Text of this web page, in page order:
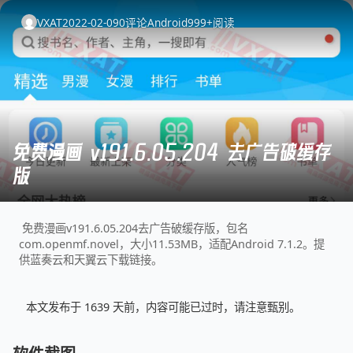
VXAT2022-02-090评论Android999+阅读
免费漫画 v191.6.05.204 去广告破缓存
版
免费漫画v191.6.05.204去广告破缓存版，包名
com.openmf.novel，大小11.53MB，适配Android 7.1.2。提
供蓝奏云和天翼云下载链接。
本文发布于 1639 天前，内容可能已过时，请注意甄别。